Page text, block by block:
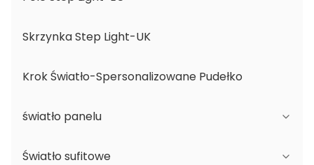
Skrzynka Step Light-UK
Krok Światło-Spersonalizowane Pudełko
światło panelu
Seria JDL
Światło sufitowe